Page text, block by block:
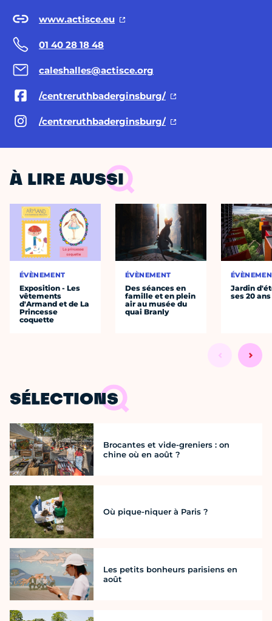
www.actisce.eu
01 40 28 18 48
caleshalles@actisce.org
/centreruthbaderginsburg/
/centreruthbaderginsburg/
À LIRE AUSSI
ÉVÈNEMENT
Exposition - Les
vêtements
d'Armand et de La
Princesse
coquette
ÉVÈNEMENT
Des séances en
famille et en plein
air au musée du
quai Branly
Jardin
ses 20 ans
SÉLECTIONS
Brocantes et vide-greniers : on
chine où en août ?
Où pique-niquer à Paris ?
Les petits bonheurs parisiens en
août